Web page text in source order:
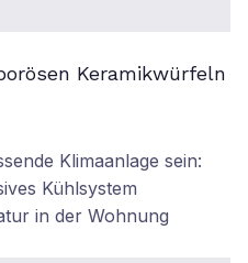
Keramikwürfeln
Klimaanlage sein:
Kühlsystem
in der Wohnung